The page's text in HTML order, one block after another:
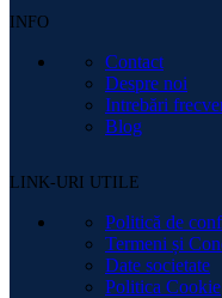
INFO
Contact
Despre noi
Intrebări
Blog
LINK-URI UTILE
Politică de
Termeni și
Date societate
Politica Cookie